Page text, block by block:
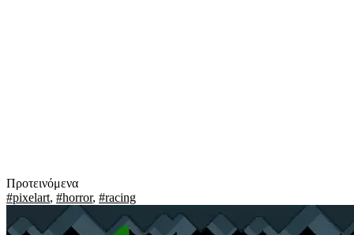
Προτεινόμενα
#pixelart, #horror, #racing